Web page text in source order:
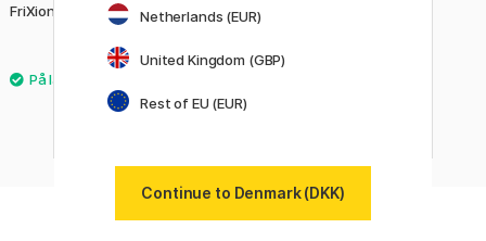
FriXion Light 6-sæt
109 KR
Netherlands (EUR)
United Kingdom (GBP)
Rest of EU (EUR)
Continue to Denmark (DKK)